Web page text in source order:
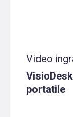
Video
portatile